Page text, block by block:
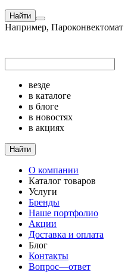
Найти
Например, Пароконвектомат
везде
в каталоге
в блоге
в новостях
в акциях
Найти
О компании
Каталог товаров
Услуги
Бренды
Наше портфолио
Акции
Доставка и оплата
Блог
Контакты
Вопрос—ответ